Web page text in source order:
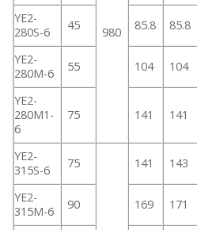
980
YE2-
280S-6
45 85.8 85.8
YE2-
280M-6
55 104 104
YE2-
280M1-
6
75 141 141
YE2-
315S-6
75 141 143
YE2-
315M-6
90 169 171